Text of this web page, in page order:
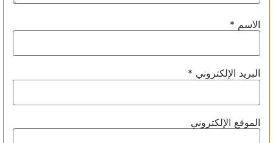
الاسم *
البريد الإلكتروني *
الموقع الإلكتروني